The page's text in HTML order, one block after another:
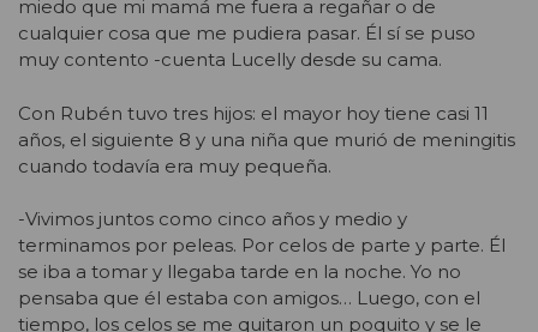
miedo que mi mamá me fuera a regañar o de
cualquier cosa que me pudiera pasar. Él sí se puso
muy contento -cuenta Lucelly desde su cama.
Con Rubén tuvo tres hijos: el mayor hoy tiene casi 11
años, el siguiente 8 y una niña que murió de meningitis
cuando todavía era muy pequeña.
-Vivimos juntos como cinco años y medio y
terminamos por peleas. Por celos de parte y parte. Él
se iba a tomar y llegaba tarde en la noche. Yo no
pensaba que él estaba con amigos… Luego, con el
tiempo, los celos se me quitaron un poquito y se le